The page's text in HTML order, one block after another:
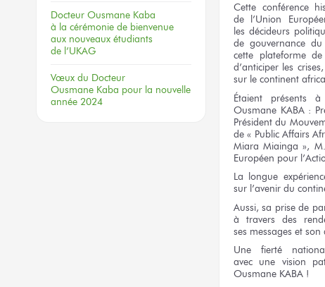
Cette conférence
de l’Union
les décideurs
de gouvernance du
cette plateforme de
d’anticiper les crises,
sur le continent
Étaient présentsà
Ousmane KABA :
Présidentdu
de « PublicAffairs
MiaraMiainga »,
Européen pour
La longue
sur l’avenir du
Aussi,sa prise de
à travers
des
ses messages et son
Une fierté
avec une vision
Ousmane KABA !
Docteur Ousmane Kaba
à la cérémonie de bienvenue
aux nouveaux étudiants
de l’UKAG
Vœux du Docteur
Ousmane Kaba pour la nouvelle
année 2024